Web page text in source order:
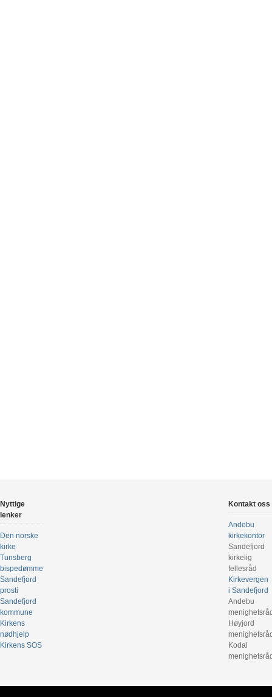
Nyttige
lenker
Den norske
kirke
Tunsberg
bispedømme
Sandefjord
prosti
Sandefjord
kommune
Kirkens
nødhjelp
Kirkens SOS
Kontakt oss
Andebu
kirkekontor
Sandefjord
kirkelig
fellesråd
Kirkevergen
i Sandefjord
Andebu
Høyjord
Kodal